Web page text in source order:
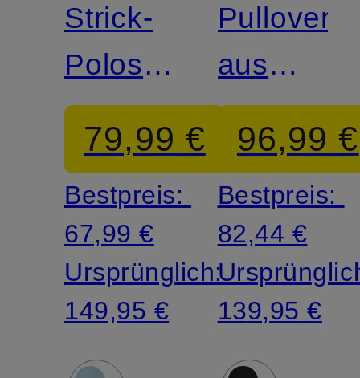
Strick-
Poloshirt
aus
Merinowolle
79,99 €
Bestpreis:
67,99 €
Ursprünglich:
149,95 €
Pullover
aus
96,99 €
Bestpreis:
82,44 €
139,95 €